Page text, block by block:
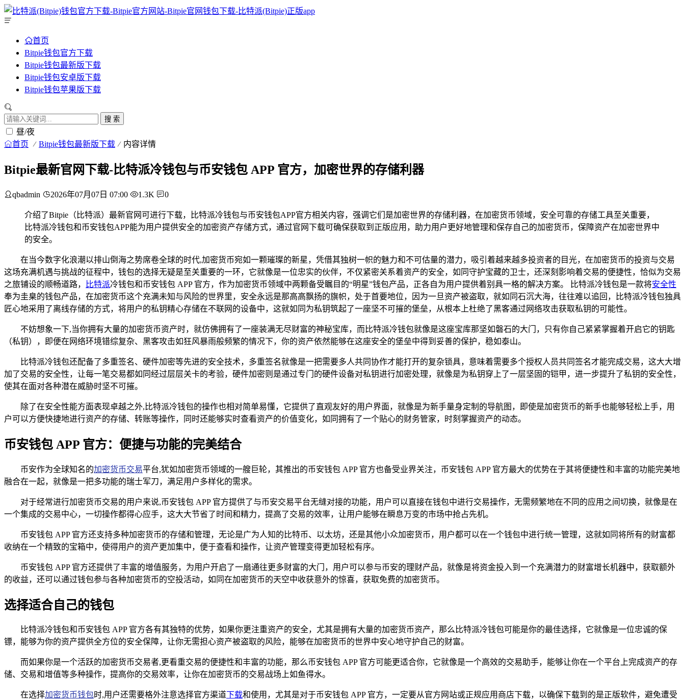
首页
Bitpie钱包官方下载
Bitpie钱包最新版下载
Bitpie钱包安卓版下载
Bitpie钱包苹果版下载
搜 索
昼/夜
首页 Bitpie钱包最新版下载 内容详情
Bitpie最新官网下载-比特派冷钱包与币安钱包 APP 官方，加密世界的存储利器
qbadmin 2026年07月07日 07:00 1.3K 0
介绍了Bitpie（比特派）最新官网可进行下载，比特派冷钱包与币安钱包APP官方相关内容，强调它们是加密世界的存储利器，在加密货币领域，安全可靠的存储工具至关重要，
比特派冷钱包和币安钱包APP能为用户提供安全的加密资产存储方式，通过官网下载可确保获取到正版应用，助力用户更好地管理和保存自己的加密货币，保障资产在加密世界中
的安全。
在当今数字化浪潮以排山倒海之势席卷全球的时代,加密货币宛如一颗璀璨的新星，凭借其独树一帜的魅力和不可估量的潜力，吸引着越来越多投资者的目光，在加密货币的投资与交易
这场充满机遇与挑战的征程中，钱包的选择无疑是至关重要的一环，它就像是一位忠实的伙伴，不仅紧密关系着资产的安全，如同守护宝藏的卫士，还深刻影响着交易的便捷性，恰似为交易
之旅铺设的顺畅道路，
比特派冷钱包和币安钱包 APP 官方，作为加密货币领域中两颗备受瞩目的“明星”钱包产品，正各自为用户提供着别具一格的解决方案。 比特派冷钱包是一款将安全性
奉为圭臬的钱包产品，在加密货币这个充满未知与风险的世界里，安全永远是那高高飘扬的旗帜，处于首要地位，因为一旦资产被盗取，就如同石沉大海，往往难以追回，比特派冷钱包独具
匠心地采用了离线存储的方式，将用户的私钥精心存储在不联网的设备中，这就如同为私钥筑起了一座坚不可摧的堡垒，从根本上杜绝了黑客通过网络攻击获取私钥的可能性。
不妨想象一下,当你拥有大量的加密货币资产时，就仿佛拥有了一座装满无尽财富的神秘宝库，而比特派冷钱包就像是这座宝库那坚如磐石的大门，只有你自己紧紧掌握着开启它的钥匙
（私钥），即便在网络环境错综复杂、黑客攻击如狂风暴雨般频繁的情况下，你的资产依然能够在这座安全的堡垒中得到妥善的保护，稳如泰山。
比特派冷钱包还配备了多重签名、硬件加密等先进的安全技术，多重签名就像是一把需要多人共同协作才能打开的复杂锁具，意味着需要多个授权人员共同签名才能完成交易，这大大增
加了交易的安全性，让每一笔交易都如同经过层层关卡的考验，硬件加密则是通过专门的硬件设备对私钥进行加密处理，就像是为私钥穿上了一层坚固的铠甲，进一步提升了私钥的安全性，
使其在面对各种潜在威胁时坚不可摧。
除了在安全性能方面表现卓越之外,比特派冷钱包的操作也相对简单易懂，它提供了直观友好的用户界面，就像是为新手量身定制的导航图，即使是加密货币的新手也能够轻松上手，用
户可以方便快捷地进行资产的存储、转账等操作，同时还能够实时查看资产的价值变化，如同拥有了一个贴心的财务管家，时刻掌握资产的动态。
币安钱包 APP 官方：便捷与功能的完美结合
币安作为全球知名的加密货币交易平台,犹如加密货币领域的一艘巨轮，其推出的币安钱包 APP 官方也备受业界关注，币安钱包 APP 官方最大的优势在于其将便捷性和丰富的功能完美地
融合在一起，就像是一把多功能的瑞士军刀，满足用户多样化的需求。
对于经常进行加密货币交易的用户来说,币安钱包 APP 官方提供了与币安交易平台无缝对接的功能，用户可以直接在钱包中进行交易操作，无需频繁地在不同的应用之间切换，就像是在
一个集成的交易中心，一切操作都得心应手，这大大节省了时间和精力，提高了交易的效率，让用户能够在瞬息万变的市场中抢占先机。
币安钱包 APP 官方还支持多种加密货币的存储和管理，无论是广为人知的比特币、以太坊，还是其他小众加密货币，用户都可以在一个钱包中进行统一管理，这就如同将所有的财富都
收纳在一个精致的宝箱中，使得用户的资产更加集中，便于查看和操作，让资产管理变得更加轻松有序。
币安钱包 APP 官方还提供了丰富的增值服务，为用户开启了一扇通往更多财富的大门，用户可以参与币安的理财产品，就像是将资金投入到一个充满潜力的财富增长机器中，获取额外
的收益，还可以通过钱包参与各种加密货币的空投活动，如同在加密货币的天空中收获意外的惊喜，获取免费的加密货币。
选择适合自己的钱包
比特派冷钱包和币安钱包 APP 官方各有其独特的优势，如果你更注重资产的安全，尤其是拥有大量的加密货币资产，那么比特派冷钱包可能是你的最佳选择，它就像是一位忠诚的保
镖，能够为你的资产提供全方位的安全保障，让你无需担心资产被盗取的风险，能够在加密货币的世界中安心地守护自己的财富。
而如果你是一个活跃的加密货币交易者,更看重交易的便捷性和丰富的功能，那么币安钱包 APP 官方可能更适合你，它就像是一个高效的交易助手，能够让你在一个平台上完成资产的存
储、交易和增值等多种操作，提高你的交易效率，让你在加密货币的交易战场上如鱼得水。
在选择加密货币钱包时,用户还需要格外注意选择官方渠道下载和使用，尤其是对于币安钱包 APP 官方，一定要从官方网站或正规应用商店下载，以确保下载到的是正版软件，避免遭受